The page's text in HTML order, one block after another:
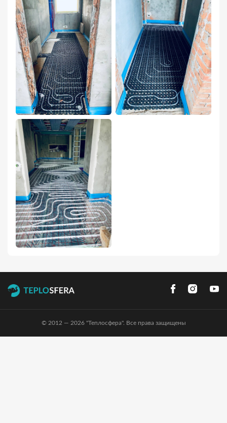
© 2012 — 2026 "Теплосфера". Все права защищены